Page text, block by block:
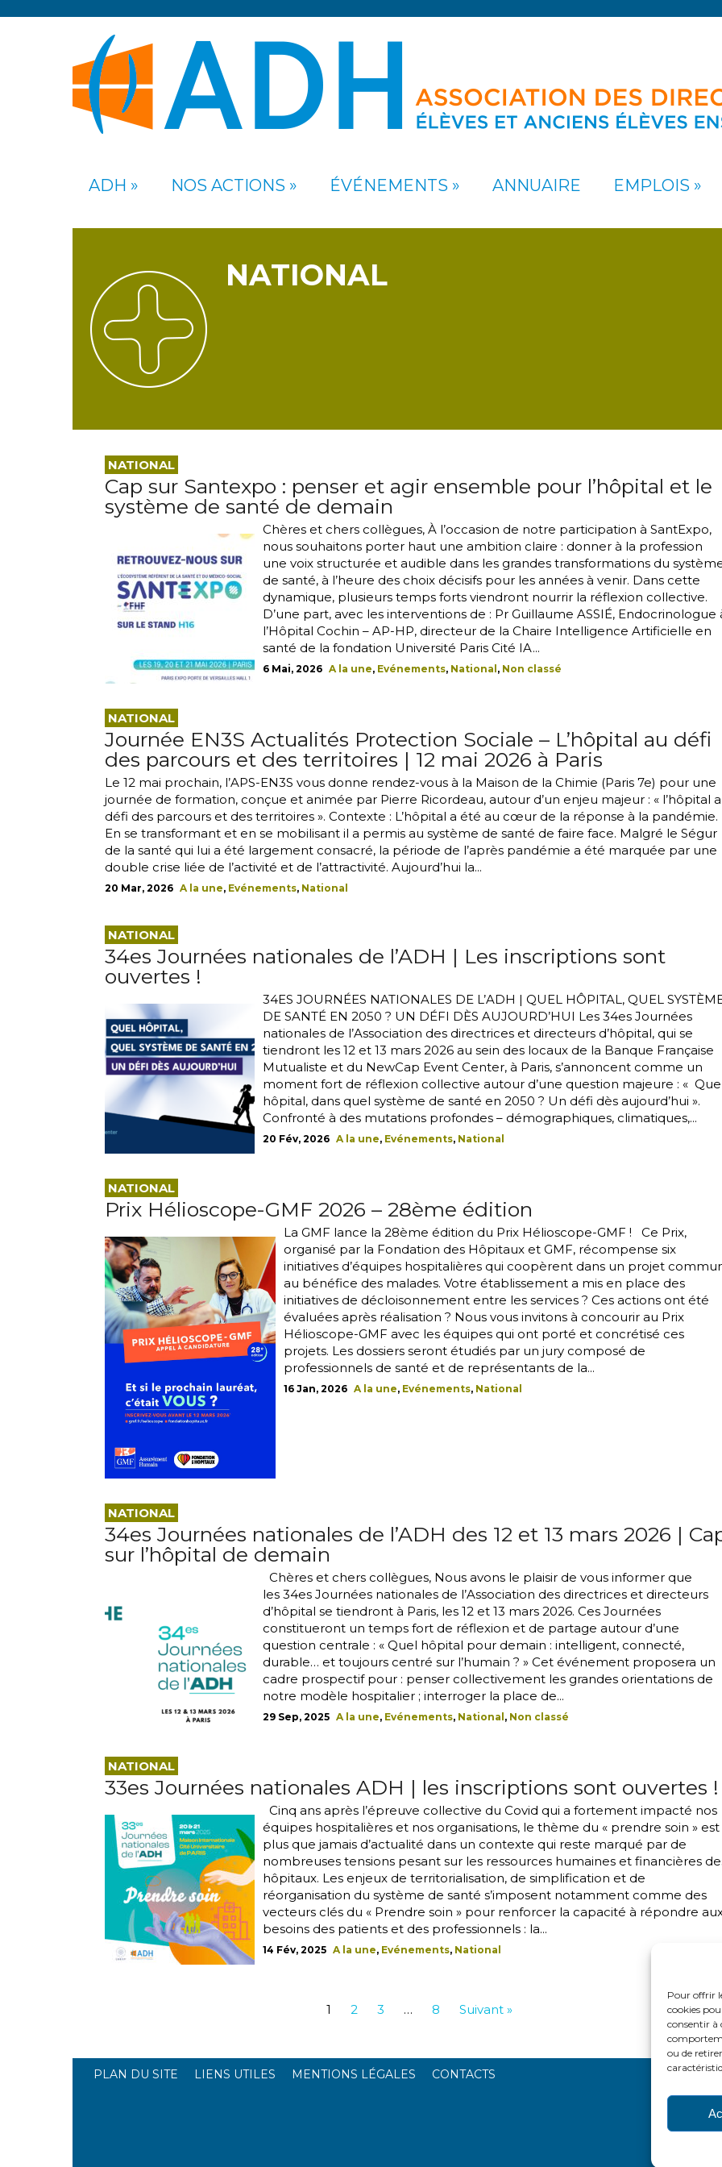
Pour offrir
cookies
consentir à
ou de
ADH NOS ACTIONS ÉVÉNEMENTS ANNUAIRE EMPLOIS
NATIONAL
NATIONAL
️Cap sur Santexpo : penser et agir ensemble pour l’hôpital et le
système de santé de demain
Chères et chers collègues, À l’occasion de notre participation à SantExpo,
nous souhaitons porter haut une ambition claire : donner à la profession
une voix structurée et audible dans les grandes transformations du
de santé, à l’heure des choix décisifs pour les années à venir. Dans cette
dynamique, plusieurs temps forts viendront nourrir la réflexion collective.
D’une part, avec les interventions de : Pr Guillaume ASSIÉ, Endocrinologue
l’Hôpital Cochin – AP-HP, directeur de la Chaire Intelligence Artificielle en
santé de la fondation Université Paris Cité IA...
6 Mai, 2026 A la une, Evénements, National , Non classé
NATIONAL
Journée EN3S Actualités Protection Sociale – L’hôpital au défi
des parcours et des territoires | 12 mai 2026 à Paris
Le 12 mai prochain, l’APS-EN3S vous donne rendez-vous à la Maison de la Chimie (Paris 7e) pour une
journée de formation, conçue et animée par Pierre Ricordeau, autour d’un enjeu majeur : « l’hôpital
défi des parcours et des territoires ». Contexte : L’hôpital a été au cœur de la réponse à la pandémie.
En se transformant et en se mobilisant il a permis au système de santé de faire face. Malgré le Ségur
de la santé qui lui a été largement consacré, la période de l’après pandémie a été marquée par une
double crise liée de l’activité et de l’attractivité. Aujourd’hui la...
20 Mar, 2026 A la une, Evénements, National
NATIONAL
34es Journées nationales de l’ADH | Les inscriptions sont
ouvertes !
34ES JOURNÉES NATIONALES DE L’ADH | QUEL HÔPITAL, QUEL
DE SANTÉ EN 2050 ? UN DÉFI DÈS AUJOURD’HUI Les 34es Journées
nationales de l’Association des directrices et directeurs d’hôpital, qui se
tiendront les 12 et 13 mars 2026 au sein des locaux de la Banque Française
Mutualiste et du NewCap Event Center, à Paris, s’annoncent comme un
moment fort de réflexion collective autour d’une question majeure : «
hôpital, dans quel système de santé en 2050 ? Un défi dès aujourd’hui ».
Confronté à des mutations profondes – démographiques, climatiques,...
20 Fév, 2026 A la une, Evénements, National
NATIONAL
Prix Hélioscope-GMF 2026 – 28ème édition
La GMF lance la 28ème édition du Prix Hélioscope-GMF ! Ce Prix,
organisé par la Fondation des Hôpitaux et GMF, récompense six
initiatives d’équipes hospitalières qui coopèrent dans un projet
au bénéfice des malades. Votre établissement a mis en place des
initiatives de décloisonnement entre les services ? Ces actions ont été
évaluées après réalisation ? Nous vous invitons à concourir au Prix
Hélioscope-GMF avec les équipes qui ont porté et concrétisé ces
projets. Les dossiers seront étudiés par un jury composé de
professionnels de santé et de représentants de la...
16 Jan, 2026 A la une, Evénements, National
NATIONAL
34es Journées nationales de l’ADH des 12 et 13 mars 2026 |
sur l’hôpital de demain
Chères et chers collègues, Nous avons le plaisir de vous informer que
les 34es Journées nationales de l’Association des directrices et directeurs
d’hôpital se tiendront à Paris, les 12 et 13 mars 2026. Ces Journées
constitueront un temps fort de réflexion et de partage autour d’une
question centrale : « Quel hôpital pour demain : intelligent, connecté,
durable… et toujours centré sur l’humain ? » Cet événement proposera un
cadre prospectif pour : penser collectivement les grandes orientations de
notre modèle hospitalier ; interroger la place de...
29 Sep, 2025 A la une, Evénements, National , Non classé
NATIONAL
33es Journées nationales ADH | les inscriptions sont ouvertes !
Cinq ans après l’épreuve collective du Covid qui a fortement impacté nos
équipes hospitalières et nos organisations, le thème du « prendre soin » est
plus que jamais d’actualité dans un contexte qui reste marqué par de
nombreuses tensions pesant sur les ressources humaines et financières
hôpitaux. Les enjeux de territorialisation, de simplification et de
réorganisation du système de santé s’imposent notamment comme des
vecteurs clés du « Prendre soin » pour renforcer la capacité à répondre
besoins des patients et des professionnels : la...
14 Fév, 2025 A la une, Evénements, National
1 2 3 … 8 Suivant »
PLAN DU SITE LIENS UTILES MENTIONS LÉGALES CONTACTS